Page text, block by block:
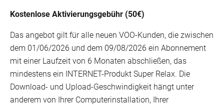
Kostenlose Aktivierungsgebühr (50€)
Das angebot gilt für alle neuen VOO-Kunden, die zwischen
dem 01/06/2026 und dem 09/08/2026 ein Abonnement
mit einer Laufzeit von 6 Monaten abschließen, das
mindestens ein INTERNET-Produkt Super Relax. Die
Download- und Upload-Geschwindigkeit hängt unter
anderem von Ihrer Computerinstallation, Ihrer